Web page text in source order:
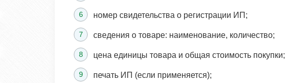
номер свидетельства о регистрации ИП;
сведения о товаре: наименование, количество;
цена единицы товара и общая стоимость покупки;
печать ИП (если применяется);